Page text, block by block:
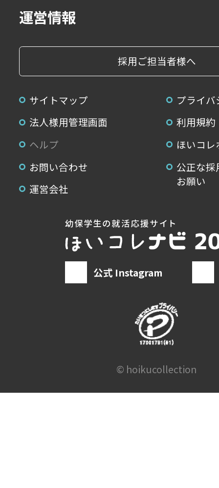
運営情報
採用ご担当者様へ
サイトマップ
プライ
法人様用管理画面
利用規約
ヘルプ
ほいコ
お問い合わせ
公正な
お願い
運営会社
公式 Instagram
© hoikucollection